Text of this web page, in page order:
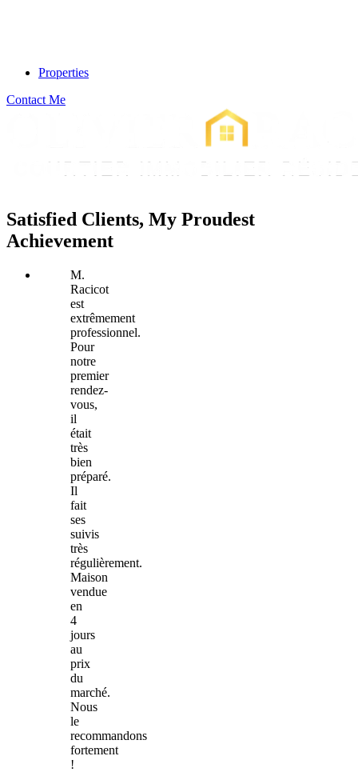
Properties
Contact Me
Satisfied Clients, My Proudest
Achievement
M.
Racicot
est
extrêmement
professionnel.
Pour
notre
premier
rendez-
vous,
il
était
très
bien
préparé.
Il
fait
ses
suivis
très
régulièrement.
Maison
vendue
en
4
jours
au
prix
du
marché.
Nous
le
recommandons
fortement
!